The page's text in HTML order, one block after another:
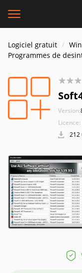
Logiciel gratuit
Programmes de
Version:
Licence:
212